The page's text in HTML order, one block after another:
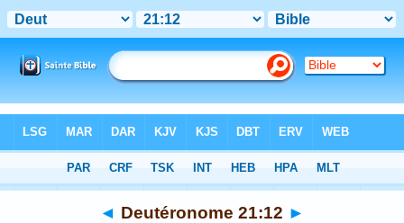
>Chapitre 21 > Verset 12
◄ Deutéronome 21:12 ►